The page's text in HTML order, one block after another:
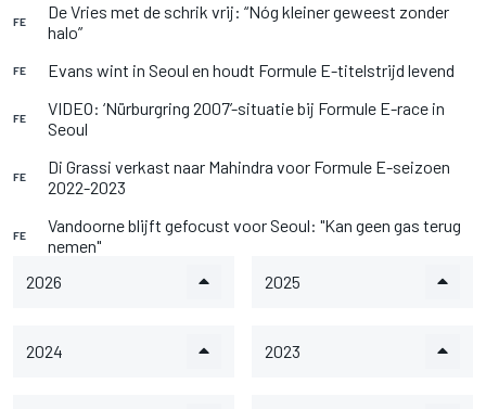
FE
De Vries met de schrik vrij: “Nóg kleiner geweest zonder
halo”
FE Evans wint in Seoul en houdt Formule E-titelstrijd levend
FE
VIDEO: ‘Nürburgring 2007’-situatie bij Formule E-race in
Seoul
FE
Di Grassi verkast naar Mahindra voor Formule E-seizoen
2022-2023
FE
Vandoorne blijft gefocust voor Seoul: "Kan geen gas terug
nemen"
2026
2025
2024 2023